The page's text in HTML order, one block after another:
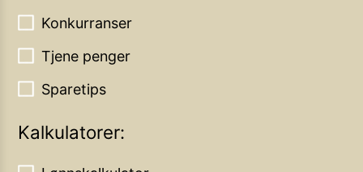
Konkurranser
Tjene penger
Sparetips
Kalkulatorer: